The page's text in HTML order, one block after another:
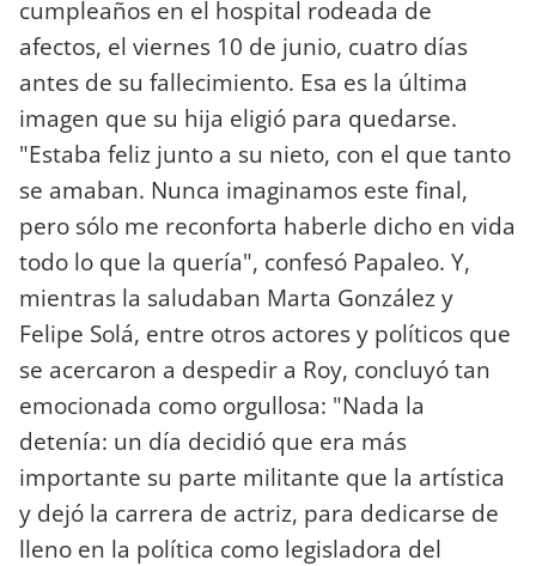
cumpleaños en el hospital rodeada de
afectos, el viernes 10 de junio, cuatro días
antes de su fallecimiento. Esa es la última
imagen que su hija eligió para quedarse.
"Estaba feliz junto a su nieto, con el que tanto
se amaban. Nunca imaginamos este final,
pero sólo me reconforta haberle dicho en vida
todo lo que la quería", confesó Papaleo. Y,
mientras la saludaban Marta González y
Felipe Solá, entre otros actores y políticos que
se acercaron a despedir a Roy, concluyó tan
emocionada como orgullosa: "Nada la
detenía: un día decidió que era más
importante su parte militante que la artística
y dejó la carrera de actriz, para dedicarse de
lleno en la política como legisladora del